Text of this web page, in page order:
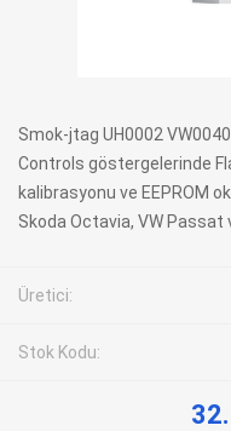
Smok-jtag UH0002
Controls göstergelerinde
kalibrasyonu ve EEPROM
Skoda Octavia, VW Passat
Üretici:
Stok Kodu: